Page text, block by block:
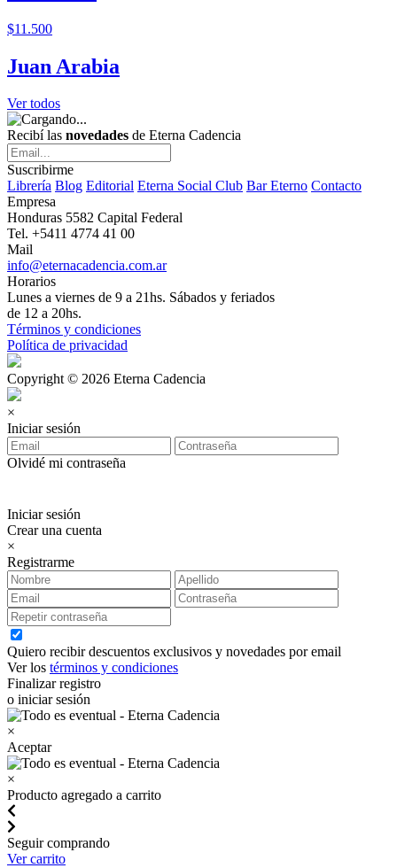
$11.500
Juan Arabia
Ver todos
Recibí las novedades de Eterna Cadencia
Suscribirme
Librería Blog Editorial Eterna Social Club Bar Eterno Contacto
Empresa
Honduras 5582 Capital Federal
Tel. +5411 4774 41 00
Mail
info@eternacadencia.com.ar
Horarios
Lunes a viernes de 9 a 21hs. Sábados y feriados
de 12 a 20hs.
Términos y condiciones
Política de privacidad
Copyright © 2026 Eterna Cadencia
×
Iniciar sesión
Olvidé mi contraseña
Iniciar sesión
Crear una cuenta
×
Registrarme
Quiero recibir descuentos exclusivos y novedades por email
Ver los términos y condiciones
Finalizar registro
o iniciar sesión
×
Aceptar
×
Producto agregado a carrito
Seguir comprando
Ver carrito